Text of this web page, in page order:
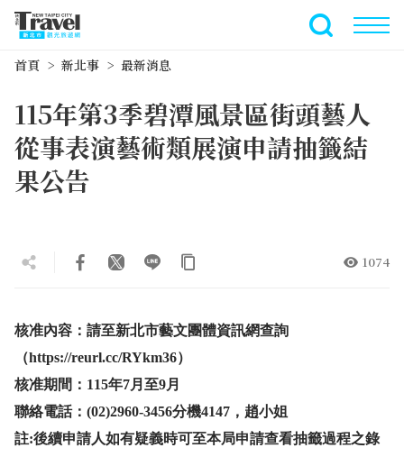
全文檢索
首頁 新北事 最新消息
115年第3季碧潭風景區街頭藝人
從事表演藝術類展演申請抽籤結
果公告
1074
核准內容：請至新北市藝文團體資訊網查詢
（https://reurl.cc/RYkm36）
核准期間：115年7月至9月
聯絡電話：(02)2960-3456分機4147，趙小姐
註:後續申請人如有疑義時可至本局申請查看抽籤過程之錄